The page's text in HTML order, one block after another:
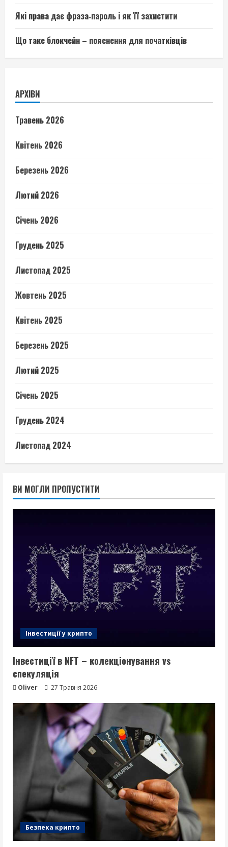
Які права дає фраза‑пароль і як її захистити
Що таке блокчейн – пояснення для початківців
АРХІВИ
Травень 2026
Квітень 2026
Березень 2026
Лютий 2026
Січень 2026
Грудень 2025
Листопад 2025
Жовтень 2025
Квітень 2025
Березень 2025
Лютий 2025
Січень 2025
Грудень 2024
Листопад 2024
ВИ МОГЛИ ПРОПУСТИТИ
Інвестиції у крипто
Інвестиції в NFT – колекціонування vs
спекуляція
Oliver 27 Травня 2026
Безпека крипто